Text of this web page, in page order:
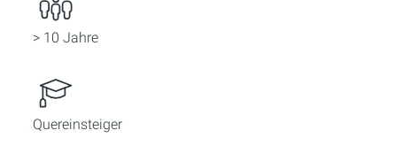
> 10 Jahre
Quereinsteiger